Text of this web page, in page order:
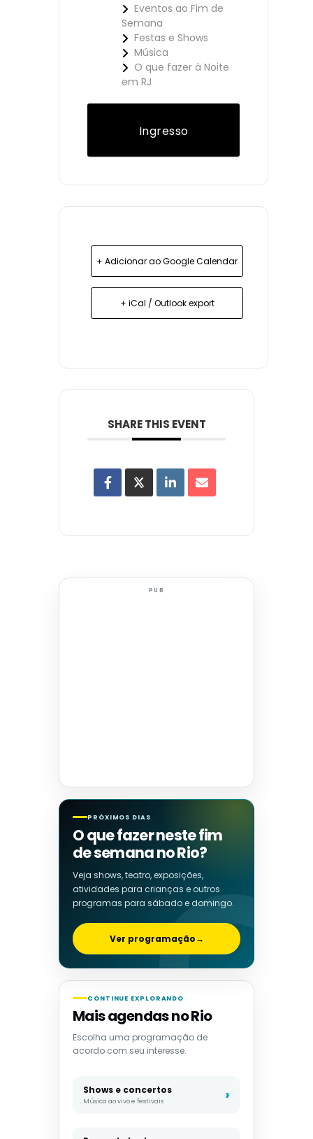
Eventos ao Fim de
Semana
Festas e Shows
Música
O que fazer à Noite
em RJ
Ingresso
+ Adicionar ao Google Calendar
+ iCal / Outlook export
SHARE THIS EVENT
PUB
PRÓXIMOS DIAS
O que fazer neste fim
de semana no Rio?
Veja shows, teatro, exposições,
atividades para crianças e outros
programas para sábado e domingo.
Ver programação→
CONTINUE EXPLORANDO
Mais agendas no Rio
Escolha uma programação de
acordo com seu interesse.
Shows e concertos
Música ao vivo e festivais